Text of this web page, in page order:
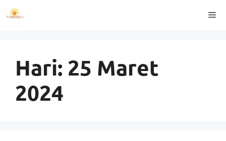
Langsung
ke
Hari: 25 Maret
2024